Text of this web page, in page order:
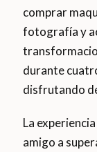
comprar
fotografía y
durante
disfrutando
La
amigo a